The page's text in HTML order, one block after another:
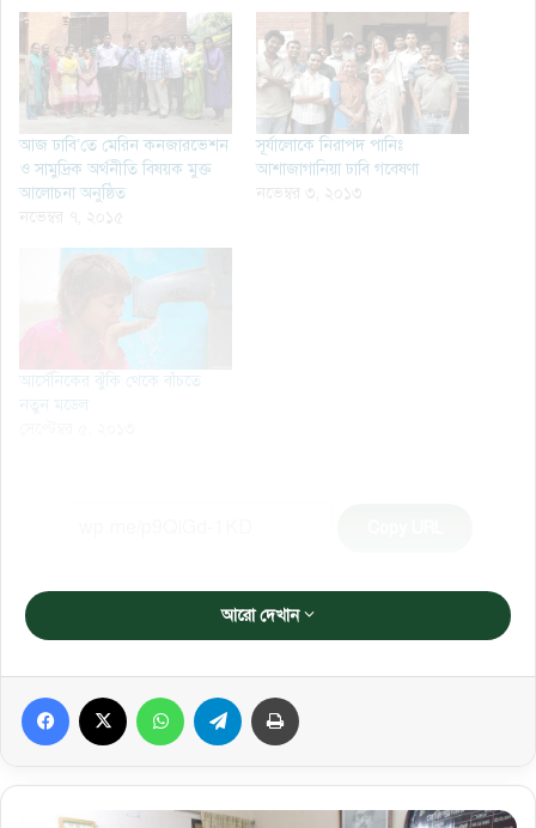
আজ ঢাবি’তে মেরিন কনজারভেশন
ও সামুদ্রিক অর্থনীতি বিষয়ক মুক্ত
আলোচনা অনুষ্ঠিত
সূর্যালোকে নিরাপদ পানিঃ
আশাজাগানিয়া ঢাবি গবেষণা
আর্সেনিকের ঝুঁকি থেকে বাঁচতে
আরো দেখান